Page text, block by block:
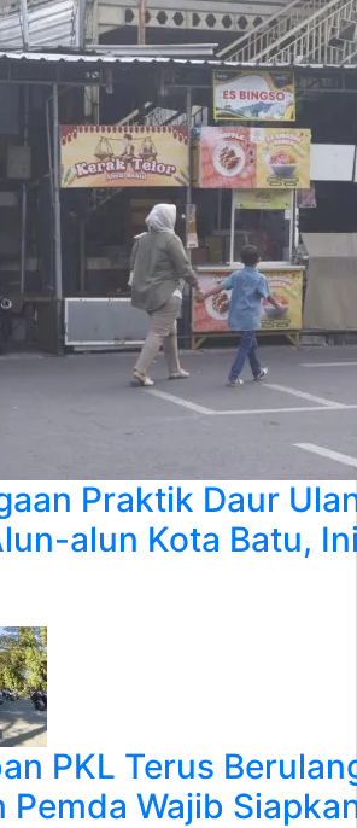
Praktik Daur
alun Kota Batu,
PKL Terus
Pemda Wajib